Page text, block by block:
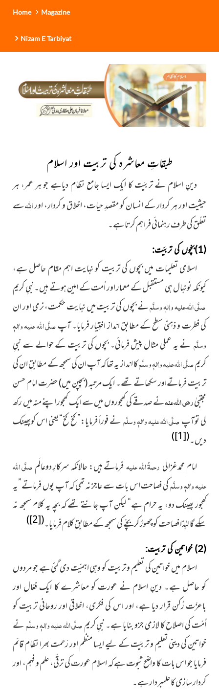
Home Magazine
Nizam E Tarbiyat
طبقاتِ معاشرہ کی تربیت اور اسلام
دینِ اسلام نے تربیَت کا ایک ایسا جامع نظام دیاہے جو ہر عمر، ہر
حیثیت اور ہر کردار کے انسان کو مقصدِ حیات، اخلاق و کردار، اوراللہسے
تعلّق کی طرف رہنمائی فراہم کرتا ہے۔
(1)بچّوں کی تربیَت:
اسلامی تعلیمات میں بچوں کی تربیت کو نہایت اہم مقام حاصل ہے،
کیونکہ نونہال ہی مستقبل کے معمار اور اُمت کے امین ہوتے ہیں۔ نبیِ کریم
صلَّی اللہ علیہ واٰلہٖ وسلَّمنے بچوں کی تربیت میں نہایت حکمت، نرمی اور ان
کی فطرت و ذہنی سطح کے مطابق انداز اختِیار فرمایا۔ آپصلَّی اللہ علیہ واٰلہٖ
وسلَّمنے یہ عملی مثال پیش فرمائی۔ بچوں کی تربیت کے حوالے سے نبیِ
کریمصلَّی اللہ علیہ واٰلہٖ وسلَّمکا انداز یہ تھا کہ آپ ان کی سمجھ کے مطابق ان کی
تربیت فرماتےاور سکھاتے تھے۔ ایک مرتبہ (بچپن میں) حضرت امام حسن
مجتبیٰرضی اللہ عنہنے صدقے کی کھجوروں میں سے ايک کھجور اپنے منہ میں رکھ
لی توآپصلَّی اللہ علیہ واٰلہٖ وسلَّمنے فوراً فرمايا:”کخ کخ“یعنی اس کوپھینک
دیں۔(
[1]
)
امام محمدغزالی رحمۃُ اللہ علیہفرماتے ہیں: حالانکہ سرکارِ دوعالَمصلَّی اللہ
علیہ واٰلہٖ وسلَّمکی فصاحت اس بات سے عاجز نہ تھی کہ آپ یوں فرماتے”یہ
کھجور پھینک دو، یہ حرام ہے“ لیکن آپ جانتے تھے کہ بچہ یہ کلام سمجھ نہ
سکے گا لہٰذا فصاحت کو چھوڑ کربچّے کی سمجھ کے مطابق کلام فرمایا۔(
[2]
)
(2) خواتین کی تربیت:
اسلام میں خواتین کی تعلیم و تربیت کو وہی اہمیّت دی گئی ہے جو مردوں
کو حاصل ہے۔ دینِ اسلام نے عورت کو معاشرے کا ایک فعّال اور
باعزّت رُکن قرار دیا ہے، اور اس کی فکری، اخلاقی اور روحانی تربیت کو
اُمّت کی اصلاح کا لازمی جزو بنایا ہے۔ نبیِ کریمصلَّی اللہ علیہ واٰلہٖ وسلَّمنے
خواتین کی دینی تعلیم و تربیَت کے لیے ایسا منظم اور رَحمت بھرا نظام قائم
فرمایا جو اس بات کا واضح ثبوت ہے کہ اسلام عورت کی ترقّی، علم و فہم، اور
کردار سازی کا علمبردار ہے۔